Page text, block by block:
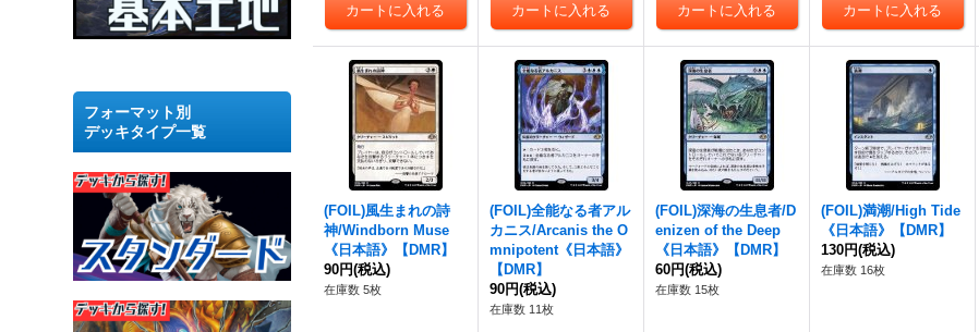
フォーマット別
デッキタイプ一覧
(FOIL)風生まれの詩
神/Windborn Muse
《日本語》【DMR】
90円(税込)
在庫数 5枚
(FOIL)全能なる者アル
カニス/Arcanis the O
mnipotent《日本語》
【DMR】
90円(税込)
在庫数 11枚
(FOIL)深海の生息者/D
enizen of the Deep
《日本語》【DMR】
60円(税込)
在庫数 15枚
(FOIL)満潮/High Tide
《日本語》【DMR】
130円(税込)
在庫数 16枚